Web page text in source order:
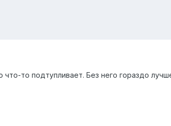
то подтупливает. Без него гораздо